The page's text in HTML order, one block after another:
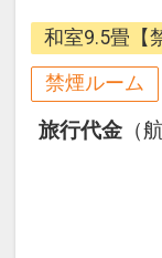
でき
ら、
にも最
旅行
泊・
フラ
JAL
ル
和室9.5畳【
禁煙ルーム
旅行代金 （